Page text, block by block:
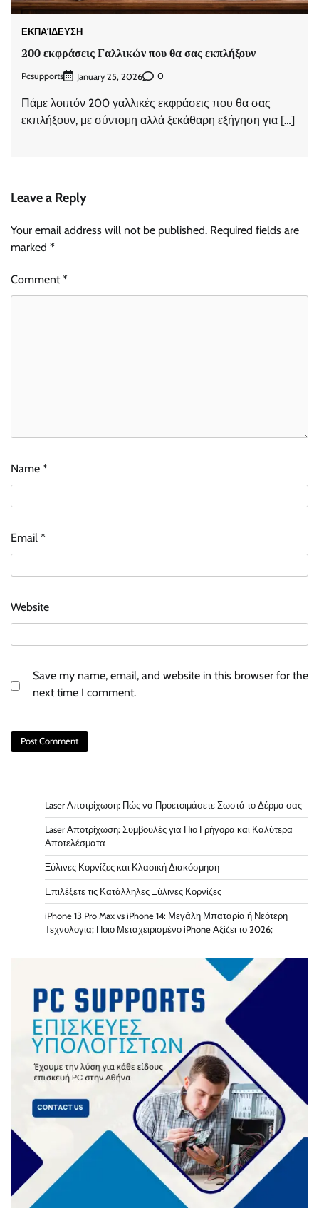
ΕΚΠΑΊΔΕΥΣΗ
200 εκφράσεις Γαλλικών που θα σας εκπλήξουν
Pcsupports January 25, 2026 0
Πάμε λοιπόν 200 γαλλικές εκφράσεις που θα σας
εκπλήξουν, με σύντομη αλλά ξεκάθαρη εξήγηση για […]
Leave a Reply
Your email address will not be published. Required fields are
marked *
Comment*
Name *
Email *
Website
Save my name, email, and website in this browser for the
next time I comment.
Laser Αποτρίχωση: Πώς να Προετοιμάσετε Σωστά το Δέρμα σας
Laser Αποτρίχωση: Συμβουλές για Πιο Γρήγορα και Καλύτερα
Αποτελέσματα
Ξύλινες Κορνίζες και Κλασική Διακόσμηση
Επιλέξετε τις Κατάλληλες Ξύλινες Κορνίζες
iPhone 13 Pro Max vs iPhone 14: Μεγάλη Μπαταρία ή Νεότερη
Τεχνολογία; Ποιο Μεταχειρισμένο iPhone Αξίζει το 2026;